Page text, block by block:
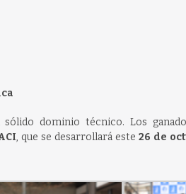
dominio técnico. Los
, que se desarrollará este26 de